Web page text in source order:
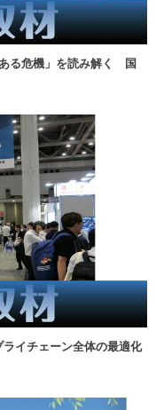
ある危機」を読み解く 国
ライチェーン全体の最適化